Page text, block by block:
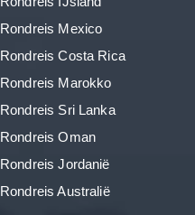
Rondreis Mexico
Rondreis Costa Rica
Rondreis Marokko
Rondreis Sri Lanka
Rondreis Oman
Rondreis Jordanië
Rondreis Australië